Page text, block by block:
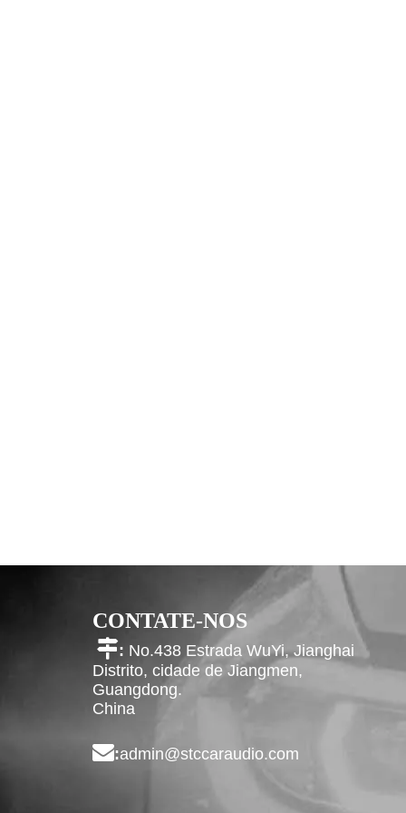
CONTATE-NOS
: No.438 Estrada WuYi, Jianghai
Distrito, cidade de Jiangmen,
Guangdong.
China
:admin@stccaraudio.com